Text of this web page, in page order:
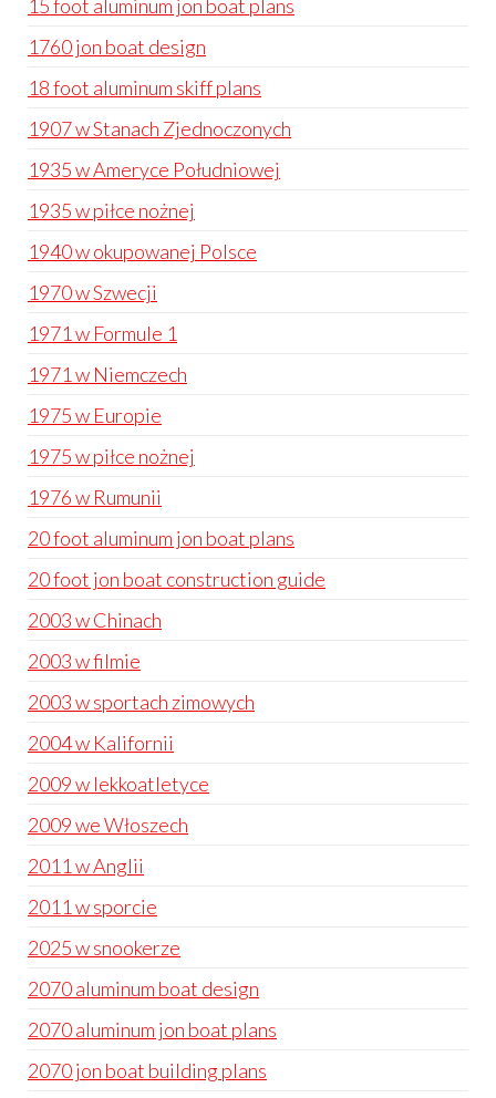
15 foot aluminum jon boat plans
1760 jon boat design
18 foot aluminum skiff plans
1907 w Stanach Zjednoczonych
1935 w Ameryce Południowej
1935 w piłce nożnej
1940 w okupowanej Polsce
1970 w Szwecji
1971 w Formule 1
1971 w Niemczech
1975 w Europie
1975 w piłce nożnej
1976 w Rumunii
20 foot aluminum jon boat plans
20 foot jon boat construction guide
2003 w Chinach
2003 w filmie
2003 w sportach zimowych
2004 w Kalifornii
2009 w lekkoatletyce
2009 we Włoszech
2011 w Anglii
2011 w sporcie
2025 w snookerze
2070 aluminum boat design
2070 aluminum jon boat plans
2070 jon boat building plans